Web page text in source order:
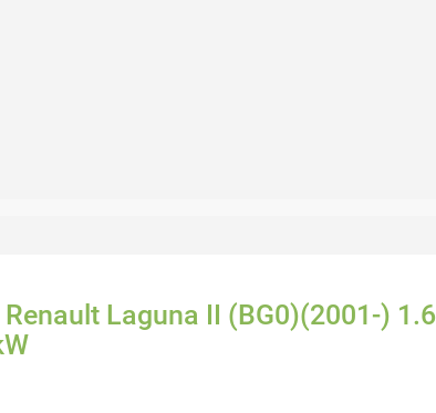
Laguna II (BG0)(2001-) 1.6